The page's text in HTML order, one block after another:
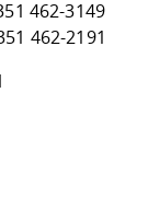
462-3149
462-2191